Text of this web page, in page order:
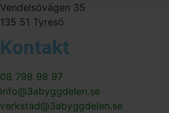
Vendelsövägen 35
135 51 Tyresö
Kontakt
08 798 98 97
info@3abyggdelen.se
verkstad@3abyggdelen.se